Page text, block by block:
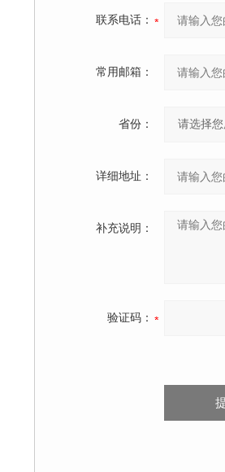
联系电话：
常用邮箱：
省份：
详细地址：
补充说明：
验证码：